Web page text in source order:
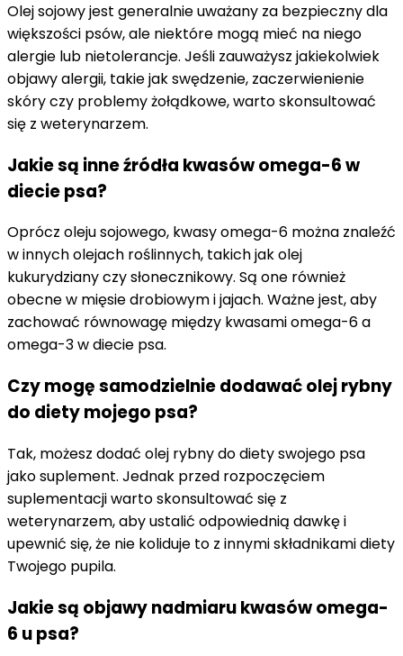
Olej sojowy jest generalnie uważany za bezpieczny dla
większości psów, ale niektóre mogą mieć na niego
alergie lub nietolerancje. Jeśli zauważysz jakiekolwiek
objawy alergii, takie jak swędzenie, zaczerwienienie
skóry czy problemy żołądkowe, warto skonsultować
się z weterynarzem.
Jakie są inne źródła kwasów omega-6 w
diecie psa?
Oprócz oleju sojowego, kwasy omega-6 można znaleźć
w innych olejach roślinnych, takich jak olej
kukurydziany czy słonecznikowy. Są one również
obecne w mięsie drobiowym i jajach. Ważne jest, aby
zachować równowagę między kwasami omega-6 a
omega-3 w diecie psa.
Czy mogę samodzielnie dodawać olej rybny
do diety mojego psa?
Tak, możesz dodać olej rybny do diety swojego psa
jako suplement. Jednak przed rozpoczęciem
suplementacji warto skonsultować się z
weterynarzem, aby ustalić odpowiednią dawkę i
upewnić się, że nie koliduje to z innymi składnikami diety
Twojego pupila.
Jakie są objawy nadmiaru kwasów omega-
6 u psa?